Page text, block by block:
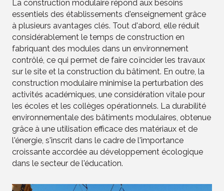
La construction modulaire répond aux besoins
essentiels des établissements d'enseignement grâce
à plusieurs avantages clés. Tout d'abord, elle réduit
considérablement le temps de construction en
fabriquant des modules dans un environnement
contrôlé, ce qui permet de faire coïncider les travaux
sur le site et la construction du bâtiment. En outre, la
construction modulaire minimise la perturbation des
activités académiques, une considération vitale pour
les écoles et les collèges opérationnels. La durabilité
environnementale des bâtiments modulaires, obtenue
grâce à une utilisation efficace des matériaux et de
l'énergie, s'inscrit dans le cadre de l'importance
croissante accordée au développement écologique
dans le secteur de l'éducation.